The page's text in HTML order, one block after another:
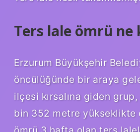
Ters lale ömrü ne
Erzurum Büyükşehir
öncülüğünde bir araya
ilçesi kırsalına giden
bin 352 metre yükseklikte